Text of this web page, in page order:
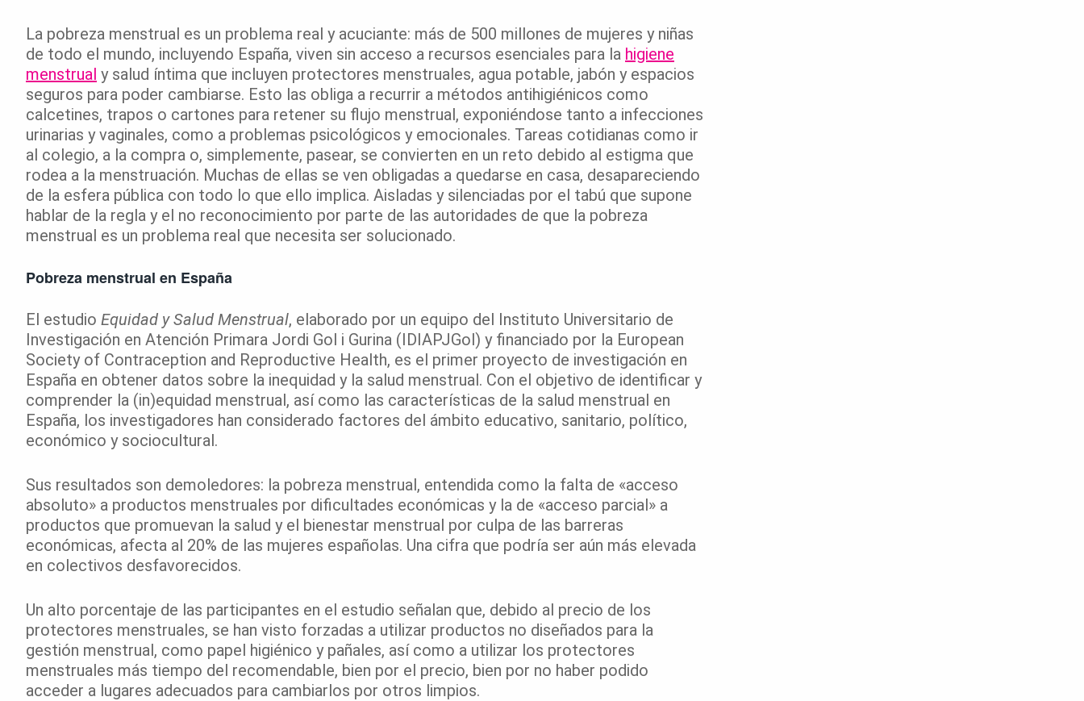
La pobreza menstrual es un problema real y acuciante: más de 500 millones de mujeres y niñas
de todo el mundo, incluyendo España, viven sin acceso a recursos esenciales para la higiene
menstrual y salud íntima que incluyen protectores menstruales, agua potable, jabón y espacios
seguros para poder cambiarse. Esto las obliga a recurrir a métodos antihigiénicos como
calcetines, trapos o cartones para retener su flujo menstrual, exponiéndose tanto a infecciones
urinarias y vaginales, como a problemas psicológicos y emocionales. Tareas cotidianas como ir
al colegio, a la compra o, simplemente, pasear, se convierten en un reto debido al estigma que
rodea a la menstruación. Muchas de ellas se ven obligadas a quedarse en casa, desapareciendo
de la esfera pública con todo lo que ello implica. Aisladas y silenciadas por el tabú que supone
hablar de la regla y el no reconocimiento por parte de las autoridades de que la pobreza
menstrual es un problema real que necesita ser solucionado.
Pobreza menstrual en España
El estudio Equidad y Salud Menstrual, elaborado por un equipo del Instituto Universitario de
Investigación en Atención Primara Jordi Gol i Gurina (IDIAPJGol) y financiado por la European
Society of Contraception and Reproductive Health, es el primer proyecto de investigación en
España en obtener datos sobre la inequidad y la salud menstrual. Con el objetivo de identificar y
comprender la (in)equidad menstrual, así como las características de la salud menstrual en
España, los investigadores han considerado factores del ámbito educativo, sanitario, político,
económico y sociocultural.
Sus resultados son demoledores: la pobreza menstrual, entendida como la falta de «acceso
absoluto» a productos menstruales por dificultades económicas y la de «acceso parcial» a
productos que promuevan la salud y el bienestar menstrual por culpa de las barreras
económicas, afecta al 20% de las mujeres españolas. Una cifra que podría ser aún más elevada
en colectivos desfavorecidos.
Un alto porcentaje de las participantes en el estudio señalan que, debido al precio de los
protectores menstruales, se han visto forzadas a utilizar productos no diseñados para la
gestión menstrual, como papel higiénico y pañales, así como a utilizar los protectores
menstruales más tiempo del recomendable, bien por el precio, bien por no haber podido
acceder a lugares adecuados para cambiarlos por otros limpios.